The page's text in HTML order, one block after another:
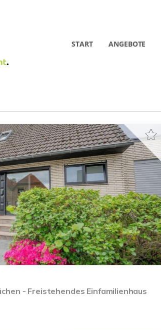
START ANGEBOTE
- Freistehendes Einfamilienhaus